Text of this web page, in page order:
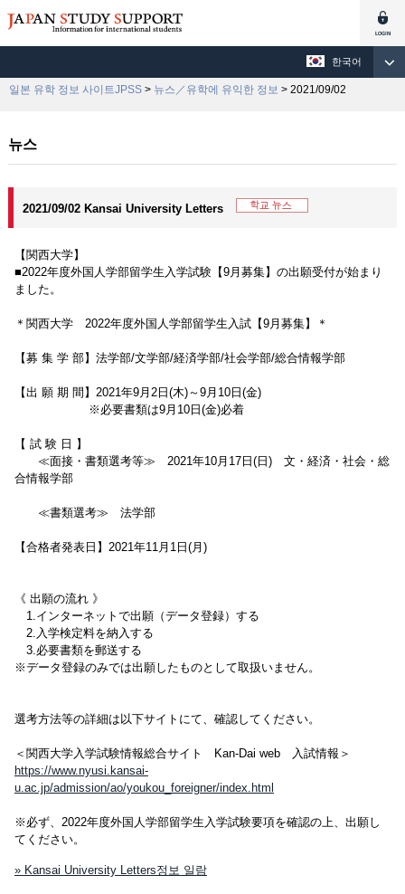
한국어
일본 유학 정보 사이트JPSS > 뉴스／유학에 유익한 정보 > 2021/09/02
뉴스
2021/09/02 Kansai University Letters
【関西大学】
■2022年度外国人学部留学生入学試験【9月募集】の出願受付が始まり
ました。
＊関西大学 2022年度外国人学部留学生入試【9月募集】＊
【募 集 学 部】法学部/文学部/経済学部/社会学部/総合情報学部
【出 願 期 間】2021年9月2日(木)～9月10日(金)
※必要書類は9月10日(金)必着
【 試 験 日 】
≪面接・書類選考等≫ 2021年10月17日(日) 文・経済・社会・総
合情報学部
≪書類選考≫ 法学部
【合格者発表日】2021年11月1日(月)
《 出願の流れ 》
1.インターネットで出願（データ登録）する
2.入学検定料を納入する
3.必要書類を郵送する
※データ登録のみでは出願したものとして取扱いません。
選考方法等の詳細は以下サイトにて、確認してください。
＜関西大学入学試験情報総合サイト Kan-Dai web 入試情報＞
https://www.nyusi.kansai-
u.ac.jp/admission/ao/youkou_foreigner/index.html
※必ず、2022年度外国人学部留学生入学試験要項を確認の上、出願し
てください。
» Kansai University Letters정보 일람